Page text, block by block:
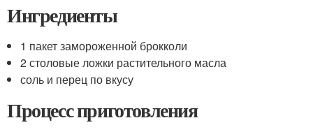
Ингредиенты
1 пакет замороженной брокколи
2 столовые ложки растительного масла
соль и перец по вкусу
Процесс приготовления